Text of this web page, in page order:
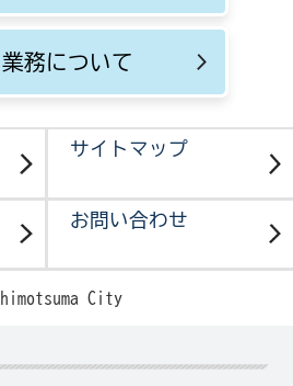
務について
サイトマップ
お問い合わせ
City